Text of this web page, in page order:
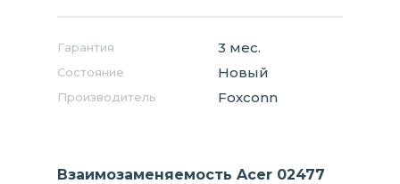
Гарантия 3 мес.
Состояние Новый
Производитель Foxconn
Взаимозаменяемость Acer 02477